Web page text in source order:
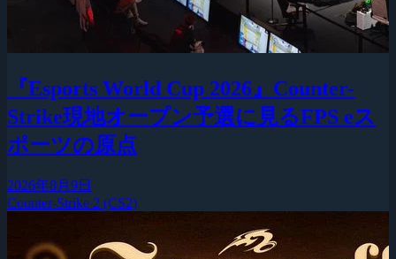
『Esports World Cup 2026』Counter-
Strike現地オープン予選に見るFPS eス
ポーツの原点
2026年8月9日
Counter-Strike 2 (CS2)